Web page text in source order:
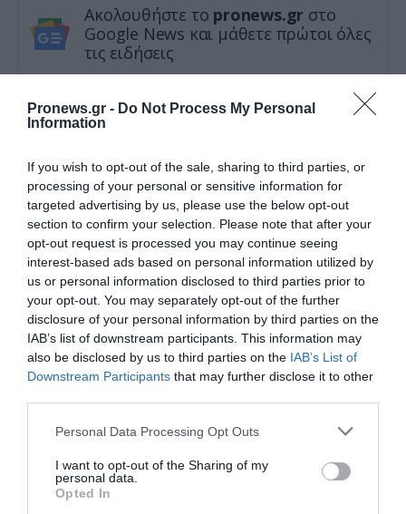
Pronews.gr - Do Not Process My Personal
Information
If you wish to opt-out of the sale, sharing to third parties, or
processing of your personal or sensitive information for
targeted advertising by us, please use the below opt-out
section to confirm your selection. Please note that after your
opt-out request is processed you may continue seeing
interest-based ads based on personal information utilized by
us or personal information disclosed to third parties prior to
your opt-out. You may separately opt-out of the further
disclosure of your personal information by third parties on the
IAB’s list of downstream participants. This information may
also be disclosed by us to third parties on the IAB’s List of
Downstream Participants that may further disclose it to other
Please note that this website/app uses one or more Google
not limited to your visit or usage behaviour. You may click to
grant or deny consent to Google and its third-party tags to
use your data for below specified purposes in below Google
Personal Data Processing Opt Outs
I want to opt-out of the Sharing of my
personal data.
Opted In
Ακολουθήστε το pronews.gr στο
Google News και μάθετε πρώτοι όλες
τις ειδήσεις
TAGS: ΜΕΡΑ25 ΣΤΕΛΙΟΣ ΚΟΥΛΟΓΛΟΥ
Δείτε μας ζωντανά στοYouTube,
Twitch,X,Telegram